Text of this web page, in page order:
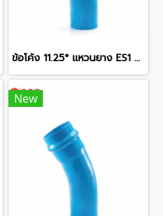
ข้อโค้ง 11.25° แหวนยาง ES1 SCG ขนาด 300 มม. (12 นิ้ว ) ชั้น 13.5
New